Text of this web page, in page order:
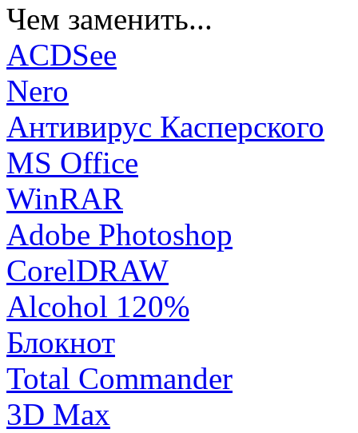
Чем заменить...
ACDSee
Nero
Антивирус Касперского
MS Office
WinRAR
Adobe Photoshop
CorelDRAW
Alcohol 120%
Блокнот
Total Commander
3D Max